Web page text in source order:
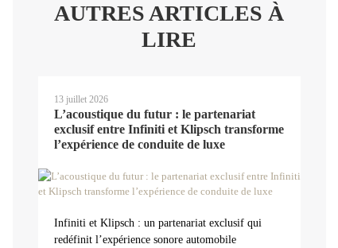
AUTRES ARTICLES À
LIRE
13 juillet 2026
L’acoustique du futur : le partenariat
exclusif entre Infiniti et Klipsch transforme
l’expérience de conduite de luxe
Infiniti et Klipsch : un partenariat exclusif qui
redéfinit l’expérience sonore automobile